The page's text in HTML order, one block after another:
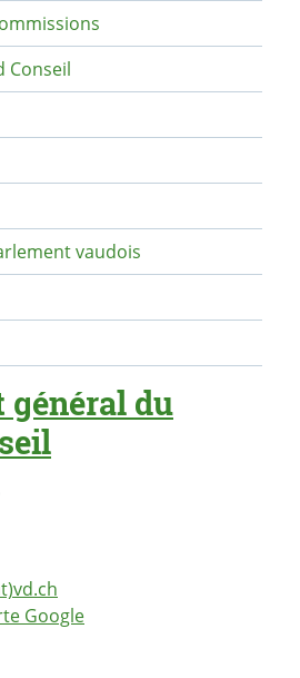
Conseil
vaudois
général du
Google